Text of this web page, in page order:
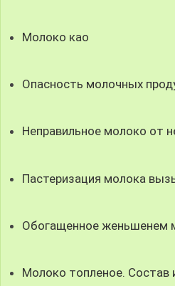
Молоко као
Опасность молочных
Неправильное молоко от
Пастеризация молока
Обогащенное женьшенем
Молоко топленое. Состав